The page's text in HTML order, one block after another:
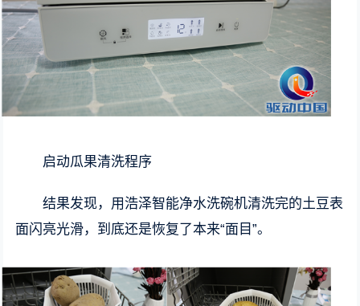
启动瓜果清洗程序
结果发现，用浩泽智能净水洗碗机清洗完的土豆表
面闪亮光滑，到底还是恢复了本来“面目”。